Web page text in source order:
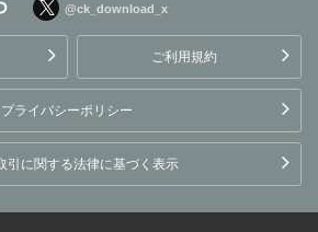
@ck_download_x
ご利用規約
プライバシーポリシー
引に関する法律に基づく表示